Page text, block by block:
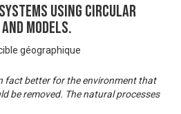
using circular
models.
géographique
fact better for the environment that
be removed. The natural processes